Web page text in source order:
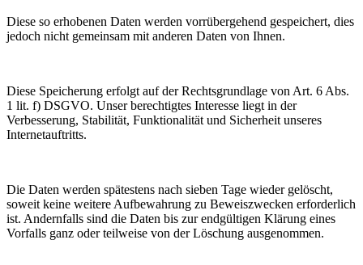
Diese so erhobenen Daten werden vorrübergehend gespeichert, dies
jedoch nicht gemeinsam mit anderen Daten von Ihnen.
Diese Speicherung erfolgt auf der Rechtsgrundlage von Art. 6 Abs.
1 lit. f) DSGVO. Unser berechtigtes Interesse liegt in der
Verbesserung, Stabilität, Funktionalität und Sicherheit unseres
Internetauftritts.
Die Daten werden spätestens nach sieben Tage wieder gelöscht,
soweit keine weitere Aufbewahrung zu Beweiszwecken erforderlich
ist. Andernfalls sind die Daten bis zur endgültigen Klärung eines
Vorfalls ganz oder teilweise von der Löschung ausgenommen.